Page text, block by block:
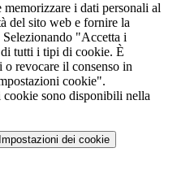
i dati personali al
del sito web e fornire la
"Accetta i
tutti i tipi di cookie. È
revocare il consenso in
cookie".
sono disponibili nella
Impostazioni dei cookie